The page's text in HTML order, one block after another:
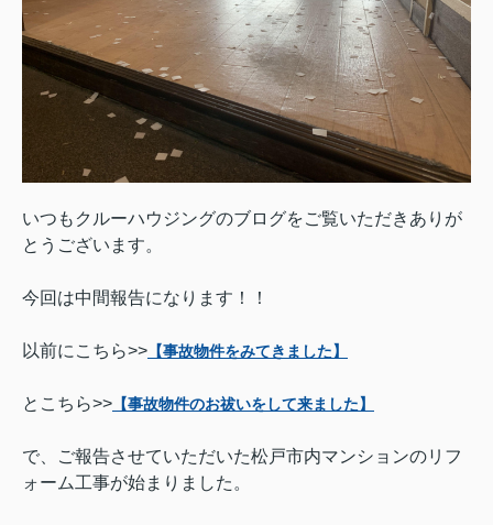
いつもクルーハウジングのブログをご覧いただきありが
とうございます。
今回は中間報告になります！！
以前にこちら>> 【事故物件をみてきました】
とこちら>> 【事故物件のお祓いをして来ました】
で、ご報告させていただいた松戸市内マンションのリフ
ォーム工事が始まりました。